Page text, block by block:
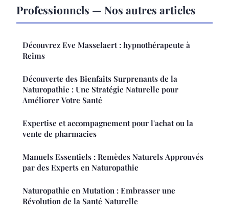
Professionnels — Nos autres articles
Découvrez Eve Masselaert : hypnothérapeute à
Reims
Découverte des Bienfaits Surprenants de la
Naturopathie : Une Stratégie Naturelle pour
Améliorer Votre Santé
Expertise et accompagnement pour l'achat ou la
vente de pharmacies
Manuels Essentiels : Remèdes Naturels Approuvés
par des Experts en Naturopathie
Naturopathie en Mutation : Embrasser une
Révolution de la Santé Naturelle